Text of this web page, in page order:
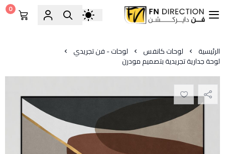
فن دايركشن
0
الرئيسية لوحات كانفس لوحات - فن تجريدي
لوحة جدارية تجريدية بتصميم مودرن